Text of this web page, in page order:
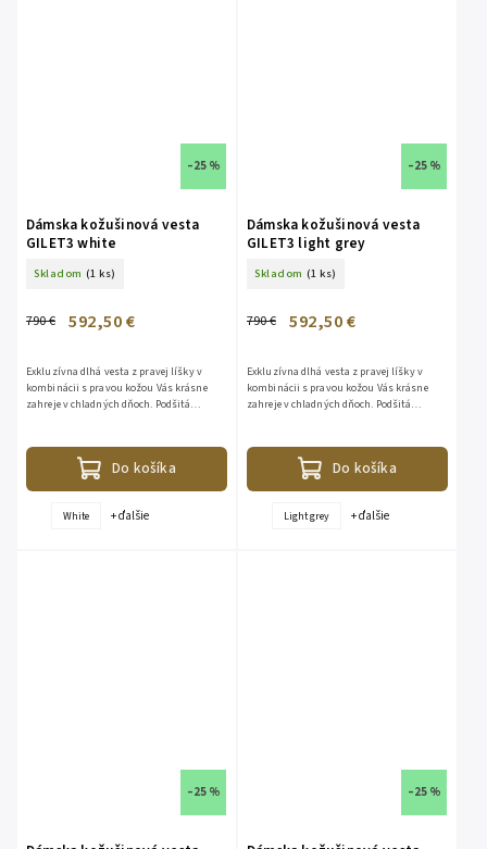
–25 %
Dámska kožušinová vesta
GILET3 white
Skladom (1 ks)
790 € 592,50 €
Do košíka
Exkluzívna dlhá vesta z pravej líšky v
kombinácii s pravou kožou Vás krásne
zahreje v chladných dňoch. Podšitá
White + ďalšie
–25 %
Dámska kožušinová vesta
GILET3 light grey
Skladom (1 ks)
790 € 592,50 €
Do košíka
Exkluzívna dlhá vesta z pravej líšky v
kombinácii s pravou kožou Vás krásne
zahreje v chladných dňoch. Podšitá
Light grey + ďalšie
–25 % –25 %